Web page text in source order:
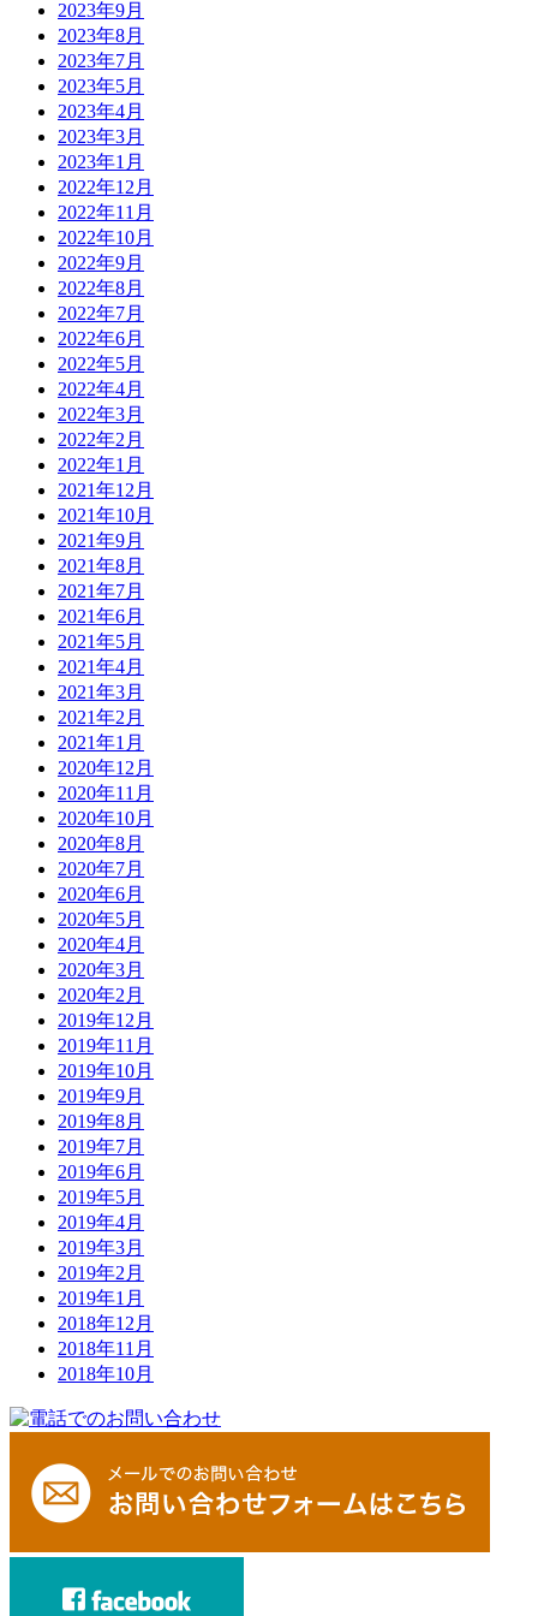
2023年9月
2023年8月
2023年7月
2023年5月
2023年4月
2023年3月
2023年1月
2022年12月
2022年11月
2022年10月
2022年9月
2022年8月
2022年7月
2022年6月
2022年5月
2022年4月
2022年3月
2022年2月
2022年1月
2021年12月
2021年10月
2021年9月
2021年8月
2021年7月
2021年6月
2021年5月
2021年4月
2021年3月
2021年2月
2021年1月
2020年12月
2020年11月
2020年10月
2020年8月
2020年7月
2020年6月
2020年5月
2020年4月
2020年3月
2020年2月
2019年12月
2019年11月
2019年10月
2019年9月
2019年8月
2019年7月
2019年6月
2019年5月
2019年4月
2019年3月
2019年2月
2019年1月
2018年12月
2018年11月
2018年10月